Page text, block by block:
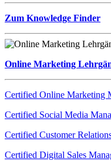
Zum Knowledge Finder
Online Marketing
Certified Online Marketing
Certified Social Media
Certified Customer
Certified Digital Sales